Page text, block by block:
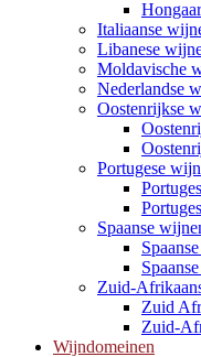
Italiaanse
Libanese
Moldavische
Nederlandse
Oostenrijkse
Portugese
Spaanse
Zuid-
Zuid
Zuid-
Wijndomeinen